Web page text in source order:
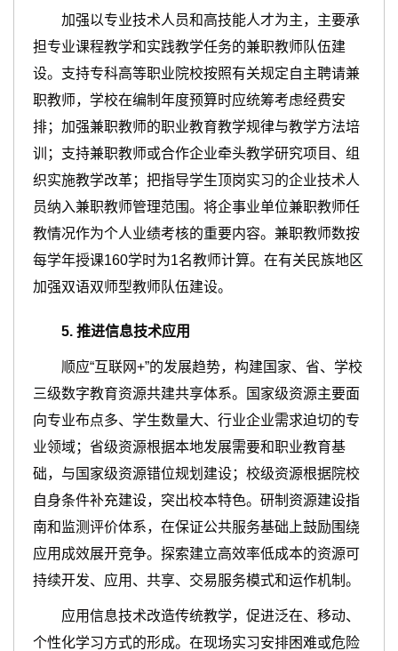
加强以专业技术人员和高技能人才为主，主要承
担专业课程教学和实践教学任务的兼职教师队伍建
设。支持专科高等职业院校按照有关规定自主聘请兼
职教师，学校在编制年度预算时应统筹考虑经费安
排；加强兼职教师的职业教育教学规律与教学方法培
训；支持兼职教师或合作企业牵头教学研究项目、组
织实施教学改革；把指导学生顶岗实习的企业技术人
员纳入兼职教师管理范围。将企事业单位兼职教师任
教情况作为个人业绩考核的重要内容。兼职教师数按
每学年授课160学时为1名教师计算。在有关民族地区
加强双语双师型教师队伍建设。
5.推进信息技术应用
顺应“互联网+”的发展趋势，构建国家、省、学校
三级数字教育资源共建共享体系。国家级资源主要面
向专业布点多、学生数量大、行业企业需求迫切的专
业领域；省级资源根据本地发展需要和职业教育基
础，与国家级资源错位规划建设；校级资源根据院校
自身条件补充建设，突出校本特色。研制资源建设指
南和监测评价体系，在保证公共服务基础上鼓励围绕
应用成效展开竞争。探索建立高效率低成本的资源可
持续开发、应用、共享、交易服务模式和运作机制。
应用信息技术改造传统教学，促进泛在、移动、
个性化学习方式的形成。在现场实习安排困难或危险